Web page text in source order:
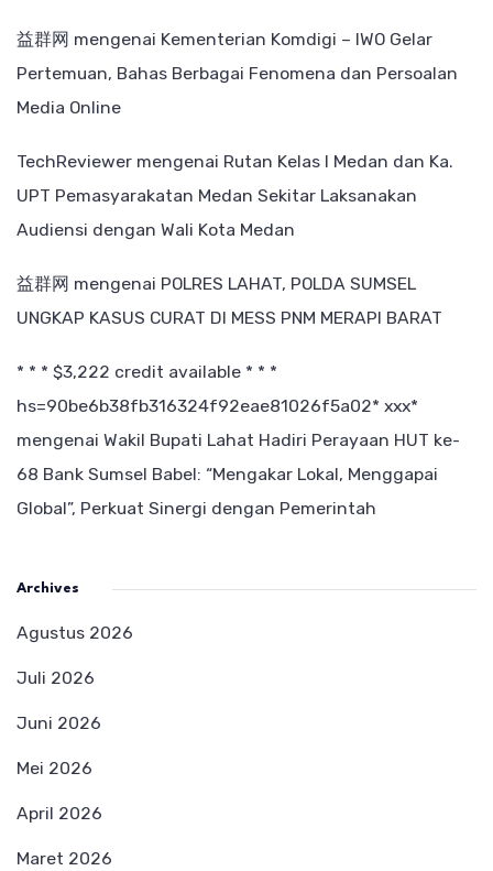
益群网 mengenai Kementerian Komdigi – IWO Gelar
Pertemuan, Bahas Berbagai Fenomena dan Persoalan
Media Online
TechReviewer mengenai Rutan Kelas I Medan dan Ka.
UPT Pemasyarakatan Medan Sekitar Laksanakan
Audiensi dengan Wali Kota Medan
益群网 mengenai POLRES LAHAT, POLDA SUMSEL
UNGKAP KASUS CURAT DI MESS PNM MERAPI BARAT
* * * $3,222 credit available * * *
hs=90be6b38fb316324f92eae81026f5a02* ххх*
mengenai Wakil Bupati Lahat Hadiri Perayaan HUT ke-
68 Bank Sumsel Babel: “Mengakar Lokal, Menggapai
Global”, Perkuat Sinergi dengan Pemerintah
Archives
Agustus 2026
Juli 2026
Juni 2026
Mei 2026
April 2026
Maret 2026